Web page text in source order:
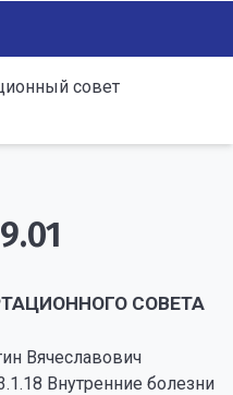
совет
СОВЕТА
Вячеславович
Внутренние болезни